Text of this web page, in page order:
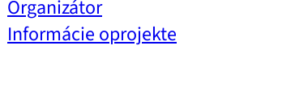
Organizátor
Informácie oprojekte